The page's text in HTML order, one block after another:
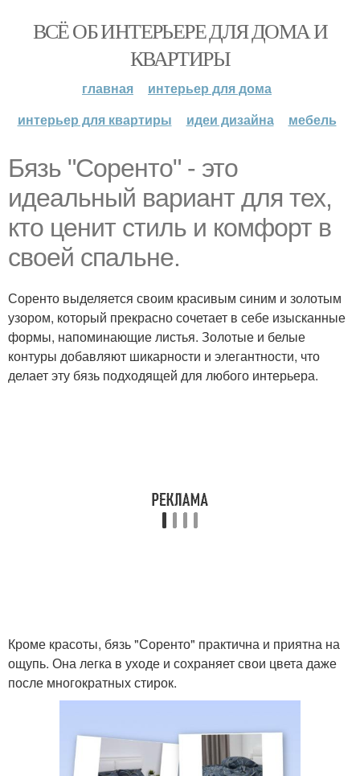
ВСЁ ОБ ИНТЕРЬЕРЕ ДЛЯ ДОМА И
КВАРТИРЫ
главная
интерьер для дома
интерьер для квартиры
идеи дизайна мебель
Бязь "Соренто" - это
идеальный вариант для тех,
кто ценит стиль и комфорт в
своей спальне.
Соренто выделяется своим красивым синим и золотым
узором, который прекрасно сочетает в себе изысканные
формы, напоминающие листья. Золотые и белые
контуры добавляют шикарности и элегантности, что
делает эту бязь подходящей для любого интерьера.
Кроме красоты, бязь "Соренто" практична и приятна на
ощупь. Она легка в уходе и сохраняет свои цвета даже
после многократных стирок.